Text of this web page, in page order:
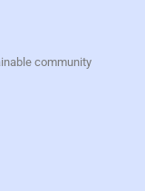
community